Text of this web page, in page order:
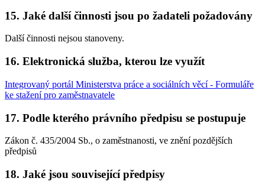
15. Jaké další činnosti jsou po žadateli požadovány
Další činnosti nejsou stanoveny.
16. Elektronická služba, kterou lze využít
Integrovaný portál Ministerstva práce a sociálních věcí - Formuláře
ke stažení pro zaměstnavatele
17. Podle kterého právního předpisu se postupuje
Zákon č. 435/2004 Sb., o zaměstnanosti, ve znění pozdějších
předpisů
18. Jaké jsou související předpisy